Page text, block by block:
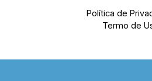
Política de
Termo de